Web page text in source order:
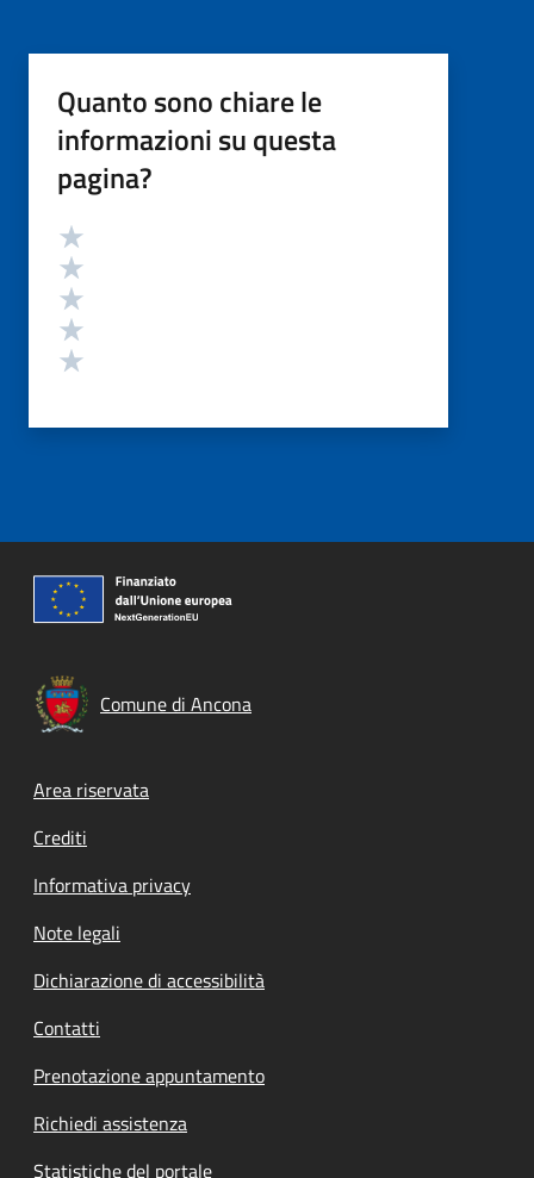
Quanto sono chiare le
informazioni su questa
pagina?
Valutazione
Comune di Ancona
Footer menu
Area riservata
Crediti
Informativa privacy
Note legali
Dichiarazione di accessibilità
Contatti
Prenotazione appuntamento
Richiedi assistenza
Statistiche del portale